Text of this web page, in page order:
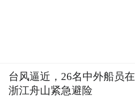
台风逼近，26名中外船员在
浙江舟山紧急避险